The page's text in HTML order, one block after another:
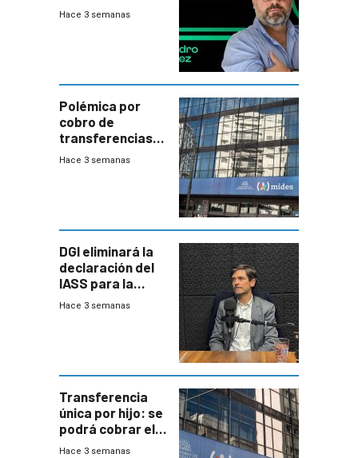
plata?
Hace 3 semanas
Polémica por
cobro de
transferencias
del Mides en
Hace 3 semanas
DGI eliminará la
declaración del
IASS para la
mayoría de los
Hace 3 semanas
Transferencia
única por hijo: se
podrá cobrar el
100% en efectivo
Hace 3 semanas